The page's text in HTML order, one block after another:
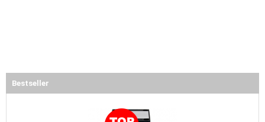
Bestseller